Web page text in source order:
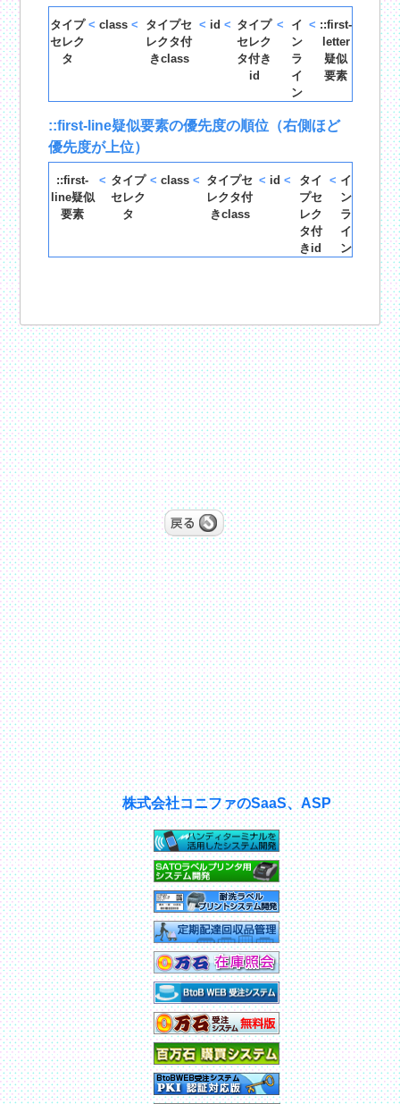
タイプ
セレク
タ
<class <
タイプセ
レクタ付
きclass
< id < タイプ
セレク
タ付き
id
<
イ
ン
ラ
イ
ン
< ::first-
letter
疑似
要素
::first-line疑似要素の優先度の順位（右側ほど
優先度が上位）
::first-
line疑似
要素
< タイプ
セレク
タ
<class < タイプセ
レクタ付
きclass
< id <
タイ
プセ
レク
タ付
きid
< イ
ン
ラ
イ
ン
株式会社コニファのSaaS、ASP